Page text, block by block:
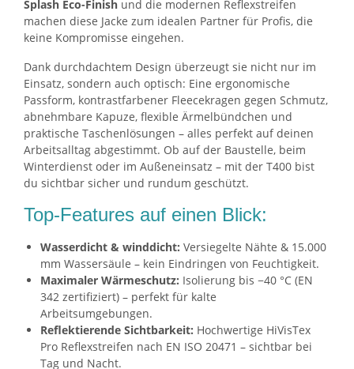
Splash Eco-Finish und die modernen Reflexstreifen
machen diese Jacke zum idealen Partner für Profis, die
keine Kompromisse eingehen.
Dank durchdachtem Design überzeugt sie nicht nur im
Einsatz, sondern auch optisch: Eine ergonomische
Passform, kontrastfarbener Fleecekragen gegen Schmutz,
abnehmbare Kapuze, flexible Ärmelbündchen und
praktische Taschenlösungen – alles perfekt auf deinen
Arbeitsalltag abgestimmt. Ob auf der Baustelle, beim
Winterdienst oder im Außeneinsatz – mit der T400 bist
du sichtbar sicher und rundum geschützt.
Top-Features auf einen Blick:
Wasserdicht & winddicht: Versiegelte Nähte & 15.000
mm Wassersäule – kein Eindringen von Feuchtigkeit.
Maximaler Wärmeschutz: Isolierung bis −40 °C (EN
342 zertifiziert) – perfekt für kalte
Arbeitsumgebungen.
Reflektierende Sichtbarkeit: Hochwertige HiVisTex
Pro Reflexstreifen nach EN ISO 20471 – sichtbar bei
Tag und Nacht.